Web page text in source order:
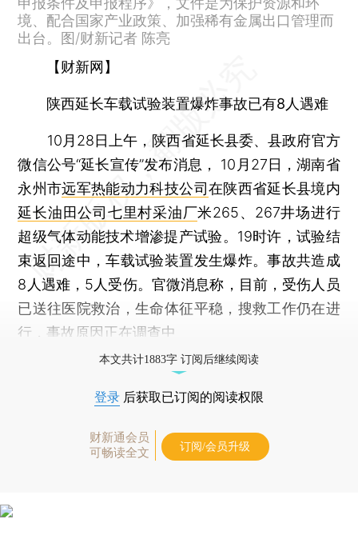
境、配合国家产业政策、加强稀有金属出口管理而
出台。图/财新记者 陈亮
【财新网】
陕西延长车载试验装置爆炸事故已有8人遇难
10月28日上午，陕西省延长县委、县政府官方
微信公号“延长宣传”发布消息， 10月27日，湖南省
永州市远军热能动力科技公司在陕西省延长县境内
延长油田公司七里村采油厂米265、267井场进行
超级气体动能技术增渗提产试验。19时许，试验结
束返回途中，车载试验装置发生爆炸。事故共造成
8人遇难，5人受伤。官微消息称，目前，受伤人员
已送往医院救治，生命体征平稳，搜救工作仍在进
行，事故原因正在调查中
本文共计1883字 订阅后继续阅读
登录 后获取已订阅的阅读权限
财新通会员
可畅读全文
订阅/会员升级